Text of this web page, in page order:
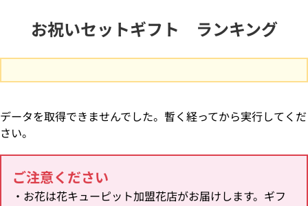
お祝いセットギフト ランキング
データを取得できませんでした。暫く経ってから実行してくだ
さい。
ご注意ください
・お花は花キューピット加盟花店がお届けします。ギフ